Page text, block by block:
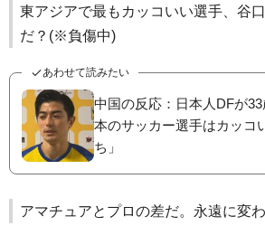
東アジアで最もカッコいい選手、谷
だ？(※負傷中)
あわせて読みたい
中国の反応：日本人DFが
本のサッカー選手はカッコ
ち」
アマチュアとプロの差だ。永遠に変